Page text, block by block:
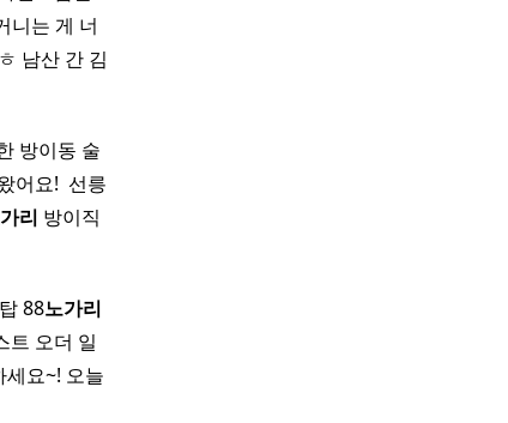
니는 게 너
남산 간 김
방이동 술
어요! ​ 선릉
리 방이직
88노가리
트 오더 일
요~! 오늘